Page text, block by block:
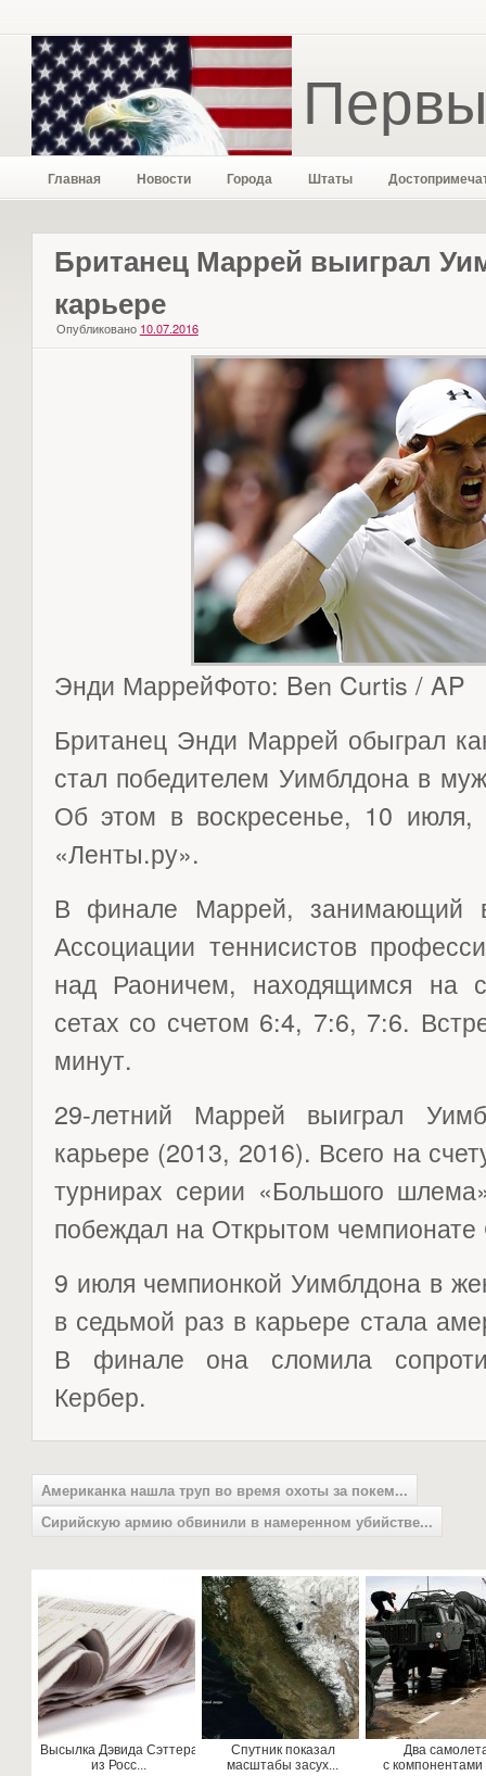
Главная Новости Города Штаты
Британец Маррей выиграл
карьере
Опубликовано 10.07.2016
Энди МаррейФото: Ben Curtis / AP
Британец Энди Маррей обыграл
стал победителем Уимблдона в
Об этом в воскресенье, 10 июля,
«Ленты.ру».
В финале Маррей, занимающий
Ассоциации теннисистов
над Раоничем, находящимся на
сетах со счетом 6:4, 7:6, 7:6.
минут.
29-летний Маррей выиграл
карьере (2013, 2016). Всего на
турнирах серии «Большого
побеждал на Открытом
9 июля чемпионкой Уимблдона в
в седьмой раз в карьере стала
В финале она сломила
Кербер.
Американка нашла труп во время охоты за покем...
Сирийскую армию обвинили в намеренном убийстве...
Высылка Дэвида Сэттера
из Росс...
Спутник показал
масштабы засух...
Два
с компонентами